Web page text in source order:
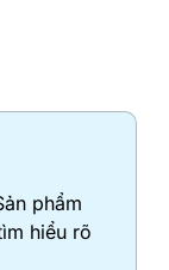
phẩm
hiểu rõ